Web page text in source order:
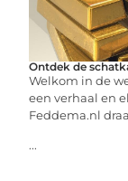
Ontdek de
Welkom in de
een verhaal en
Feddema.nl
...